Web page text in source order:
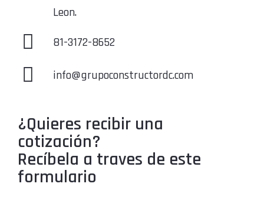
Leon.
81-3172-8652
info@grupoconstructordc.com
¿Quieres recibir una
cotización?
Recíbela a traves de este
formulario